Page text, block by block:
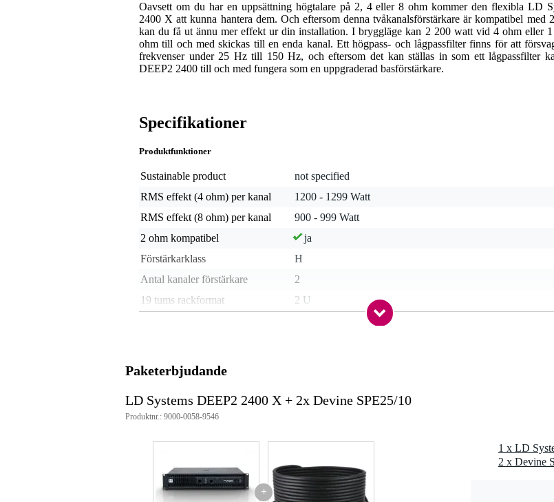
Oavsett om du har en uppsättning högtalare på 2, 4 eller 8 ohm kommer den flexibla LD
2400 X att kunna hantera dem. Och eftersom denna tvåkanalsförstärkare är kompatibel med
kan du få ut ännu mer effekt ur din installation. I bryggläge kan 2 200 watt vid 4 ohm eller
ohm till och med skickas till en enda kanal. Ett högpass- och lågpassfilter finns för att
frekvenser under 25 Hz till 150 Hz, och eftersom det kan ställas in som ett lågpassfilter
DEEP2 2400 till och med fungera som en uppgraderad basförstärkare.
Specifikationer
Produktfunktioner
Sustainable product
not specified
RMS effekt (4 ohm) per kanal
1200 - 1299 Watt
RMS effekt (8 ohm) per kanal
900 - 999 Watt
2 ohm kompatibel
ja
Förstärkarklass
H
Antal kanaler förstärkare
2
19 tums rackformat
2 U
låsbar högtalaranslutning, trådklämma, XLR
Kylning
ospecificerat
Inbyggda skydd
överbelastning, termiskt , kortslutning, clip indikator
Ljudslinga utgång
ospecificerat
Inbyggt filter
HPF, LPF
Paketerbjudande
LD Systems DEEP2 2400 X + 2x Devine SPE25/10
Produktnr.: 9000-0058-9546
+
1 x LD